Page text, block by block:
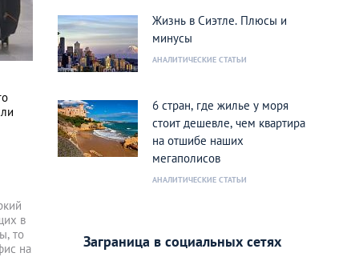
в
то
на
Жизнь в Сиэтле. Плюсы и
минусы
АНАЛИТИЧЕСКИЕ СТАТЬИ
6 стран, где жилье у моря
стоит дешевле, чем квартира
на отшибе наших
мегаполисов
АНАЛИТИЧЕСКИЕ СТАТЬИ
Заграница в социальных сетях